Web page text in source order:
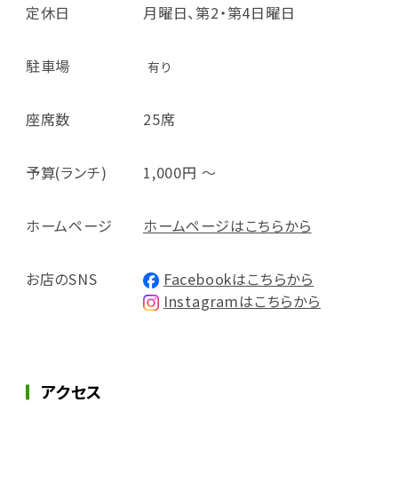
定休日 月曜日、第2・第4日曜日
駐車場 有り
座席数 25席
予算(ランチ) 1,000円 ～
ホームページ ホームページはこちらから
お店のSNS
Facebookはこちらから
Instagramはこちらから
アクセス